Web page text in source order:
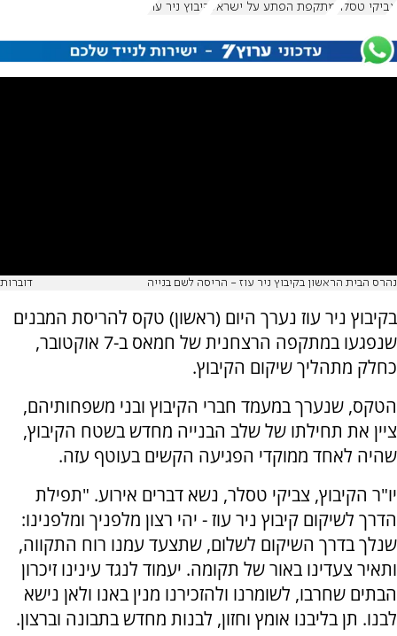
צביקי טסלר מתקפת הפתע על ישראל קיבוץ ניר עוז
נהרס הבית הראשון בקיבוץ ניר עוז - הריסה לשם בנייה דוברות
בקיבוץ ניר עוז נערך היום (ראשון) טקס להריסת המבנים
שנפגעו במתקפה הרצחנית של חמאס ב-7 אוקטובר,
כחלק מתהליך שיקום הקיבוץ.
הטקס, שנערך במעמד חברי הקיבוץ ובני משפחותיהם,
ציין את תחילתו של שלב הבנייה מחדש בשטח הקיבוץ,
שהיה לאחד ממוקדי הפגיעה הקשים בעוטף עזה.
יו"ר הקיבוץ, צביקי טסלר, נשא דברים אירוע. "תפילת
הדרך לשיקום קיבוץ ניר עוז - יהי רצון מלפניך ומלפנינו:
שנלך בדרך השיקום לשלום, שתצעד עמנו רוח התקווה,
ותאיר צעדינו באור של תקומה. יעמוד לנגד עינינו זיכרון
הבתים שחרבו, לשומרנו ולהזכירנו מנין באנו ולאן נישא
לבנו. תן בליבנו אומץ וחזון, לבנות מחדש בתבונה וברצון.